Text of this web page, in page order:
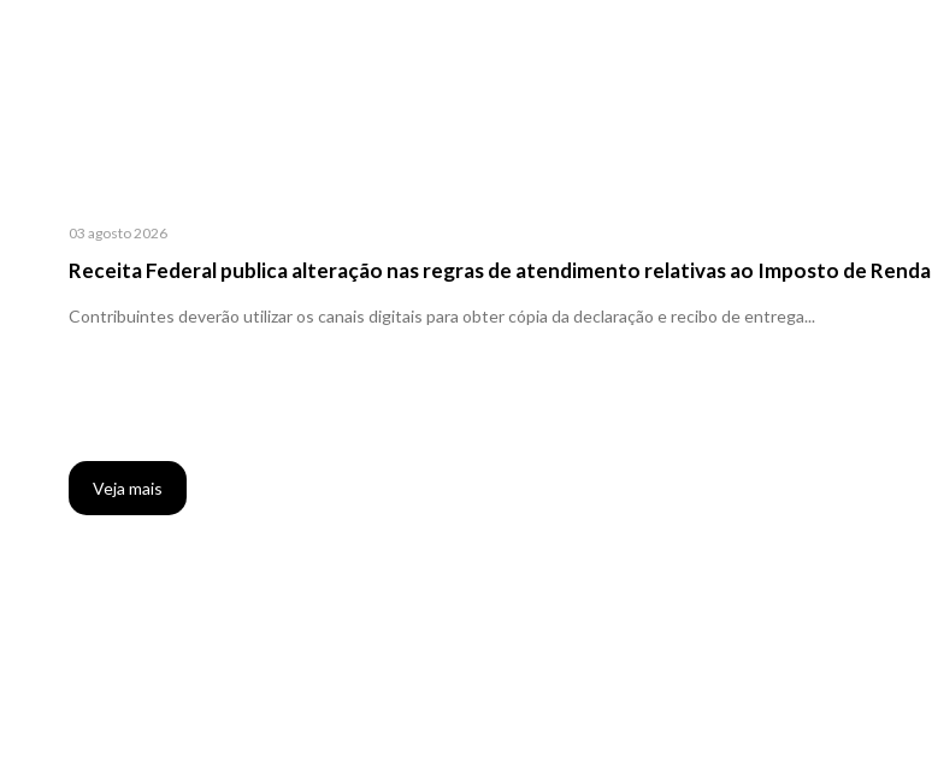
03 agosto 2026
Receita Federal publica alteração nas regras de atendimento relativas ao Imposto de Renda
Contribuintes deverão utilizar os canais digitais para obter cópia da declaração e recibo de entrega...
Veja mais